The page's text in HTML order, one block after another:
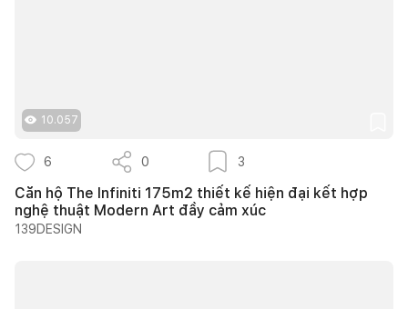
10.057
6 0 3
Căn hộ The Infiniti 175m2 thiết kế hiện đại kết hợp
nghệ thuật Modern Art đầy cảm xúc
139DESIGN